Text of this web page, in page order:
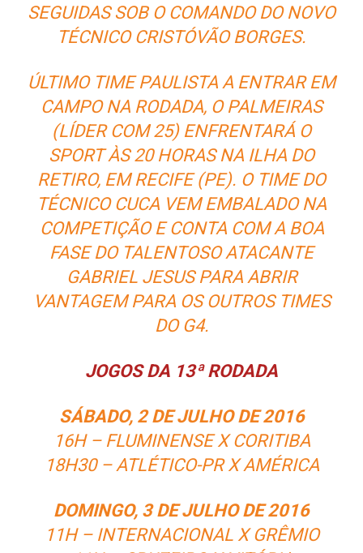
SEGUIDAS SOB O COMANDO DO NOVO
TÉCNICO CRISTÓVÃO BORGES.
ÚLTIMO TIME PAULISTA A ENTRAR EM
CAMPO NA RODADA, O PALMEIRAS
(LÍDER COM 25) ENFRENTARÁ O
SPORT ÀS 20 HORAS NA ILHA DO
RETIRO, EM RECIFE (PE). O TIME DO
TÉCNICO CUCA VEM EMBALADO NA
COMPETIÇÃO E CONTA COM A BOA
FASE DO TALENTOSO ATACANTE
GABRIEL JESUS PARA ABRIR
VANTAGEM PARA OS OUTROS TIMES
DO G4.
JOGOS DA 13ª RODADA
SÁBADO, 2 DE JULHO DE 2016
16H – FLUMINENSE X CORITIBA
18H30 – ATLÉTICO-PR X AMÉRICA
DOMINGO, 3 DE JULHO DE 2016
11H – INTERNACIONAL X GRÊMIO